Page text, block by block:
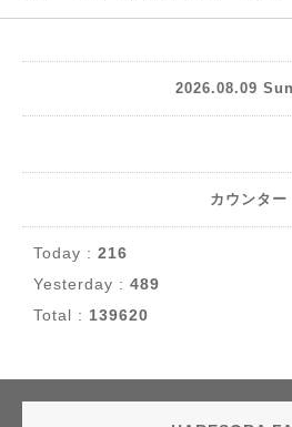
2026.08.09
カウンター
Today : 216
Yesterday : 489
Total : 139620